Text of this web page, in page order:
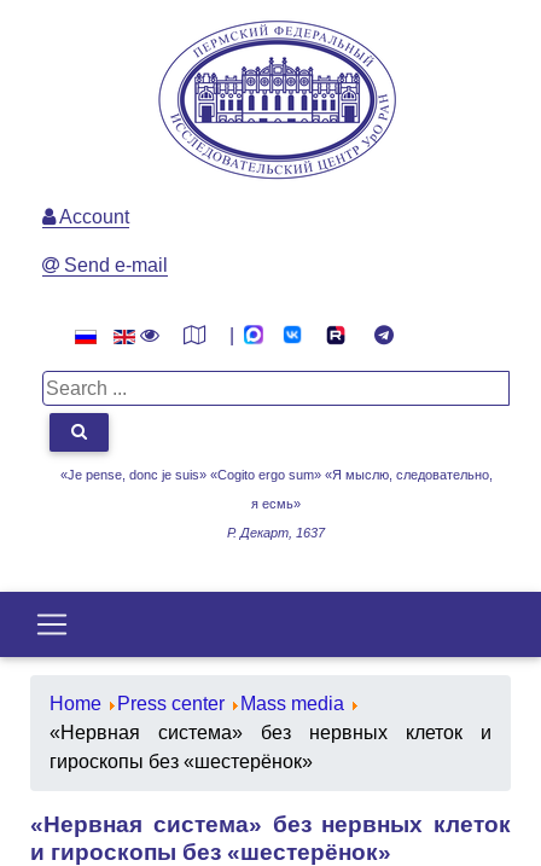
«Je pense, donc je suis» «Cogito ergo sum» «Я мыслю, следовательно,
я есмь»
Р. Декарт, 1637
Account
Send e-mail
Home Press center
Mass media
«Нервная система» без нервных клеток и
гироскопы без «шестерёнок»
«Нервная система» без нервных клеток
и гироскопы без «шестерёнок»